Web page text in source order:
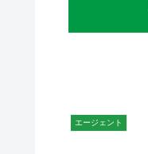
エージェント